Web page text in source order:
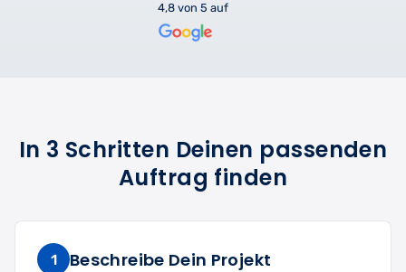
4,8 von 5 auf
In 3 Schritten Deinen passenden
Auftrag finden
1 Beschreibe Dein Projekt